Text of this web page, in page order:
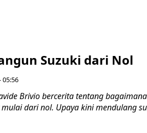
Suzuki dari Nol
05:56
Brivio bercerita tentang
dari nol. Upaya kini mendulang